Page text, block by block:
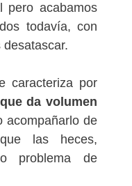
pero acabamos
todavía, con
caracteriza por
da volumen
acompañarlo de
las heces,
problema de